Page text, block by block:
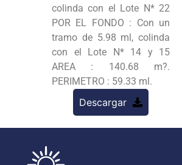
colinda con el Lote N* 22
POR EL FONDO : Con un
tramo de 5.98 ml, colinda
con el Lote N* 14 y 15
AREA : 140.68 m?.
PERIMETRO : 59.33 ml.
Descargar